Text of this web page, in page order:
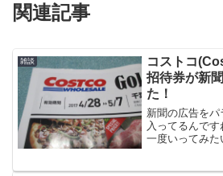
関連記事
雑談
コストコ
招待券が新
た！
新聞の広告を
入ってるんです
一度いってみた